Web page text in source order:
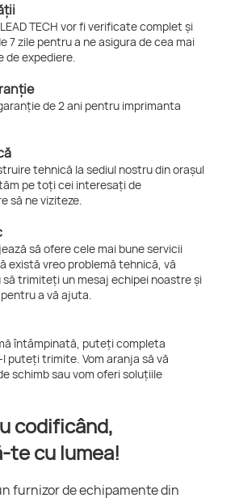
TECH vor fi verificate complet și
7 zile pentru a ne asigura de cea mai
de expediere.
de 2 ani pentru imprimanta
tehnică la sediul nostru din orașul
pe toți cei interesați de
să ne viziteze.
să ofere cele mai bune servicii
există vreo problemă tehnică, vă
să trimiteți un mesaj echipei noastre și
a vă ajuta.
întâmpinată, puteți completa
puteți trimite. Vom aranja să vă
schimb sau vom oferi soluțiile
codificând,
te cu lumea!
furnizor de echipamente din